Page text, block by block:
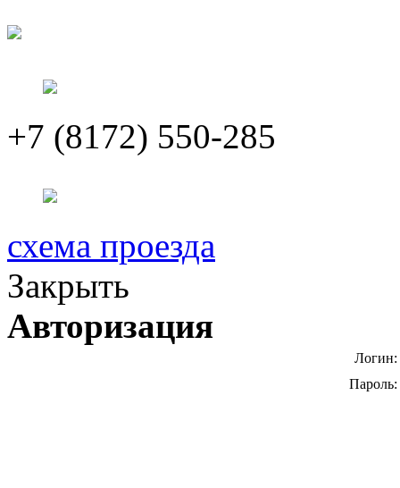
+7 (8172) 550-285
схема проезда
Закрыть
Авторизация
Логин:
Пароль: